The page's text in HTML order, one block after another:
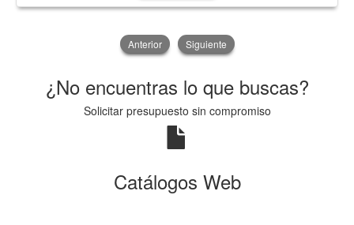
Anterior Siguiente
¿No encuentras lo que buscas?
Solicitar presupuesto sin compromiso
Catálogos Web